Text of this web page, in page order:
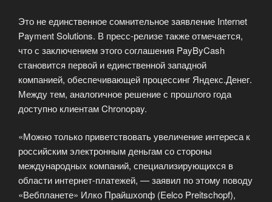
Это не единственное сомнительное заявление Internet
Payment Solutions. В пресс-релизе также отмечается,
что с заключением этого соглашения PayByCash
становится первой и единственной западной
компанией, обеспечивающей процессинг Яндекс.Денег.
Между тем, аналогичное решение с прошлого года
доступно клиентам Chronopay.
«Можно только приветствовать увеличение интереса к
российским электронным деньгам со стороны
международных компаний, специализирующихся в
области интернет-платежей, — заявил по этому поводу
«Вебпланете» Илко Прайшхопф (Eelco Preitschopf),